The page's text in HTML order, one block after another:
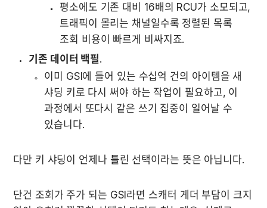
평소에도 기존 대비 16배의 RCU가 소모되고,
트래픽이 몰리는 채널일수록 정렬된 목록
조회 비용이 빠르게 비싸지죠.
기존 데이터 백필.
이미 GSI에 들어 있는 수십억 건의 아이템을 새
샤딩 키로 다시 써야 하는 작업이 필요하고, 이
과정에서 또다시 같은 쓰기 집중이 일어날 수
있습니다.
다만 키 샤딩이 언제나 틀린 선택이라는 뜻은 아닙니다.
단건 조회가 주가 되는 GSI라면 스캐터 게더 부담이 크지